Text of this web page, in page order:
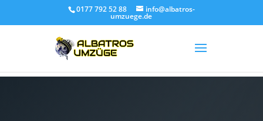
0177 792 52 88 info@albatros-
umzuege.de